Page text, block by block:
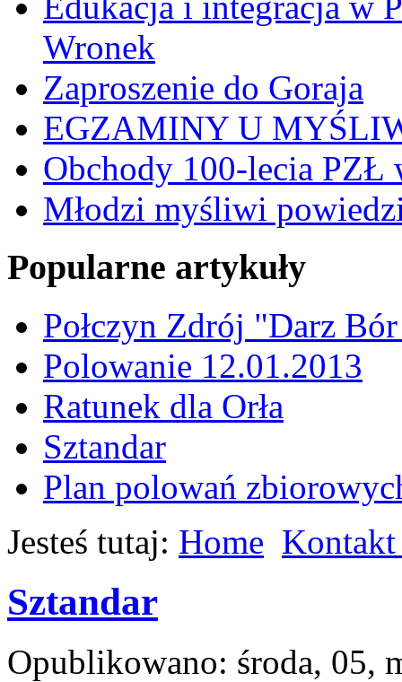
Wronek
Zaproszenie do Goraja
EGZAMINY U
Obchody 100-lecia PZŁ
Młodzi myśliwi
Popularne artykuły
Połczyn Zdrój "Darz
Polowanie 12.01.2013
Ratunek dla Orła
Sztandar
Plan polowań
Jesteś tutaj: Home
Sztandar
Opublikowano: środa, 05,